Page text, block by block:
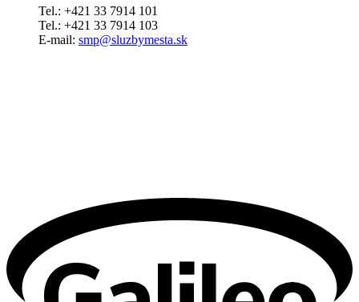
Tel.: +421 33 7914 101
Tel.: +421 33 7914 103
E-mail: smp@sluzbymesta.sk